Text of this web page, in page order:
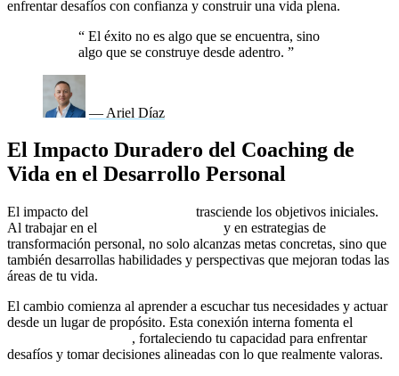
enfrentar desafíos con confianza y construir una vida plena.
“ El éxito no es algo que se encuentra, sino
algo que se construye desde adentro. ”
— Ariel Díaz
El Impacto Duradero del Coaching de
Vida en el Desarrollo Personal
El impacto del
trasciende los objetivos iniciales.
Al trabajar en el
y en estrategias de
transformación personal, no solo alcanzas metas concretas, sino que
también desarrollas habilidades y perspectivas que mejoran todas las
áreas de tu vida.
El cambio comienza al aprender a escuchar tus necesidades y actuar
desde un lugar de propósito. Esta conexión interna fomenta el
, fortaleciendo tu capacidad para enfrentar
desafíos y tomar decisiones alineadas con lo que realmente valoras.